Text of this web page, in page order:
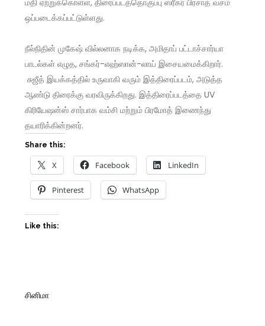
மதி ஏற்றுக்கொள்ள, திரைப்படத்தொகுப்பு ஸ்ரீகர் பிரசாத் வசம்
ஒப்படைக்கப்பட்டுள்ளது.
நீல்நிதின் முகேஷ் வில்லனாக நடிக்க, அமிதாப் பட்டாச்சார்யா
பாடல்கள் எழுத, சங்கர்-எஹ்ஸான்-லாய் இசையமைக்கிறார்.
சுஜீத் இயக்கத்தில் உருவாகி வரும் இத்திரைப்படம், அடுத்த
ஆண்டு திரைக்கு வரவிருக்கிறது. இத்திரைப்படத்தை UV
கிரியேஷன்ஸ் சார்பாக வம்சி மற்றும் பிரமோத் இணைந்து
தயாரிக்கின்றனர்.
Share this:
X Facebook LinkedIn
Pinterest WhatsApp
Like this:
சினிமா